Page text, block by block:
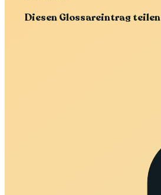
Diesen Glossareintrag teilen